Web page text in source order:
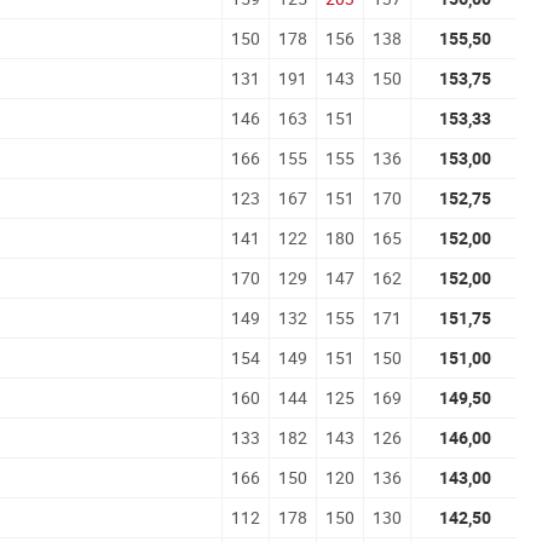
150
178 156 138
155,50
131
191 143 150
153,75
146
163 151
153,33
166
155 155 136
153,00
123
167 151 170
152,75
141
122 180 165
152,00
170
129 147 162
152,00
149
132 155 171
151,75
154
149 151 150
151,00
160
144 125 169
149,50
133
182 143 126
146,00
166
150 120 136
143,00
112
178 150 130 142,50